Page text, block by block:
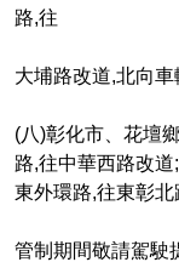
路,往
大埔路改道,北向車
(八)彰化市、花壇
路,往中華西路改
東外環路,往東彰北
管制期間敬請駕駛